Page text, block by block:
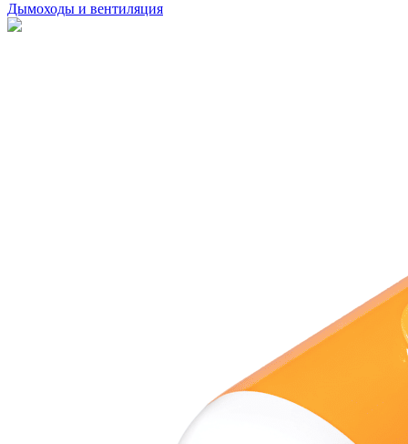
Дымоходы и вентиляция